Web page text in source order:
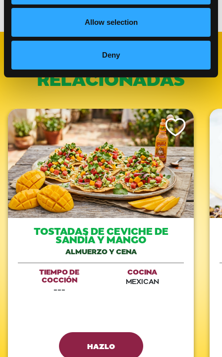
Allow selection
Deny
Categorías:Almuerzo y Cena
RELACIONADAS
Like This Recipe
TOSTADAS DE CEVICHE DE
SANDÍA Y MANGO
ALMUERZO Y CENA
TIEMPO DE
COCCIÓN
---
COCINA
MEXICAN
HAZLO